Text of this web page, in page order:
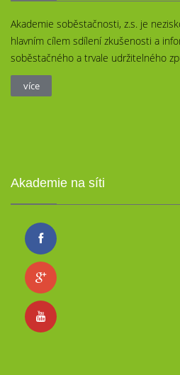
Akademie soběstačnosti, z.s. je
hlavním cílem sdílení zkušenosti a
soběstačného a trvale udržitelného
více
Akademie na síti